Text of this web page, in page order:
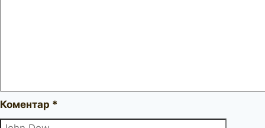
Коментар *